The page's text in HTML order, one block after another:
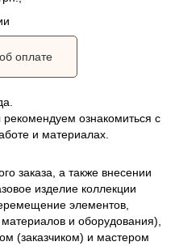
оплате
ознакомиться с
и материалах.
заказа, а также внесении
изделие коллекции
элементов,
и оборудования),
(заказчиком) и мастером